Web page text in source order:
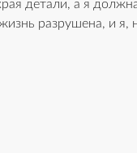
детали, а я
разрушена, и